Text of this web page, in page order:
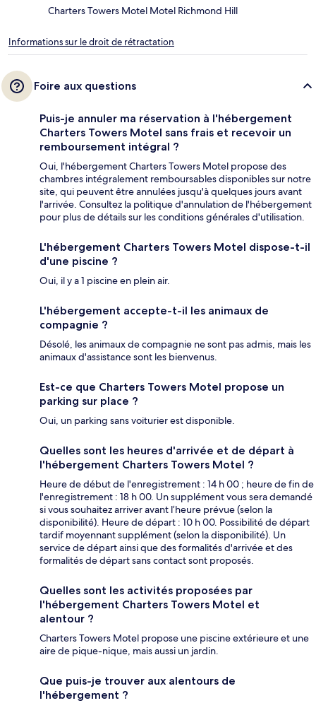
Charters Towers Motel Motel Richmond Hill
Informations sur le droit de rétractation
Foire aux questions
Puis-je annuler ma réservation à l'hébergement
Charters Towers Motel sans frais et recevoir un
remboursement intégral ?
Oui, l'hébergement Charters Towers Motel propose des
chambres intégralement remboursables disponibles sur notre
site, qui peuvent être annulées jusqu'à quelques jours avant
l'arrivée. Consultez la politique d'annulation de l'hébergement
pour plus de détails sur les conditions générales d'utilisation.
L'hébergement Charters Towers Motel dispose-t-il
d'une piscine ?
Oui, il y a 1 piscine en plein air.
L'hébergement accepte-t-il les animaux de
compagnie ?
Désolé, les animaux de compagnie ne sont pas admis, mais les
animaux d'assistance sont les bienvenus.
Est-ce que Charters Towers Motel propose un
parking sur place ?
Oui, un parking sans voiturier est disponible.
Quelles sont les heures d'arrivée et de départ à
l'hébergement Charters Towers Motel ?
Heure de début de l'enregistrement : 14 h 00 ; heure de fin de
l'enregistrement : 18 h 00. Un supplément vous sera demandé
si vous souhaitez arriver avant l’heure prévue (selon la
disponibilité). Heure de départ : 10 h 00. Possibilité de départ
tardif moyennant supplément (selon la disponibilité). Un
service de départ ainsi que des formalités d'arrivée et des
formalités de départ sans contact sont proposés.
Quelles sont les activités proposées par
l'hébergement Charters Towers Motel et
alentour ?
Charters Towers Motel propose une piscine extérieure et une
aire de pique-nique, mais aussi un jardin.
Que puis-je trouver aux alentours de
l'hébergement ?